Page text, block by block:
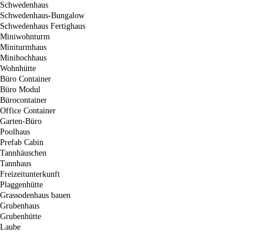
Schwedenhaus
Schwedenhaus-Bungalow
Schwedenhaus Fertighaus
Miniwohnturm
Miniturmhaus
Minihochhaus
Wohnhütte
Büro Container
Büro Modul
Bürocontainer
Office Container
Garten-Büro
Poolhaus
Prefab Cabin
Tannhäuschen
Tannhaus
Freizeitunterkunft
Plaggenhütte
Grassodenhaus bauen
Grubenhaus
Grubenhütte
Laube